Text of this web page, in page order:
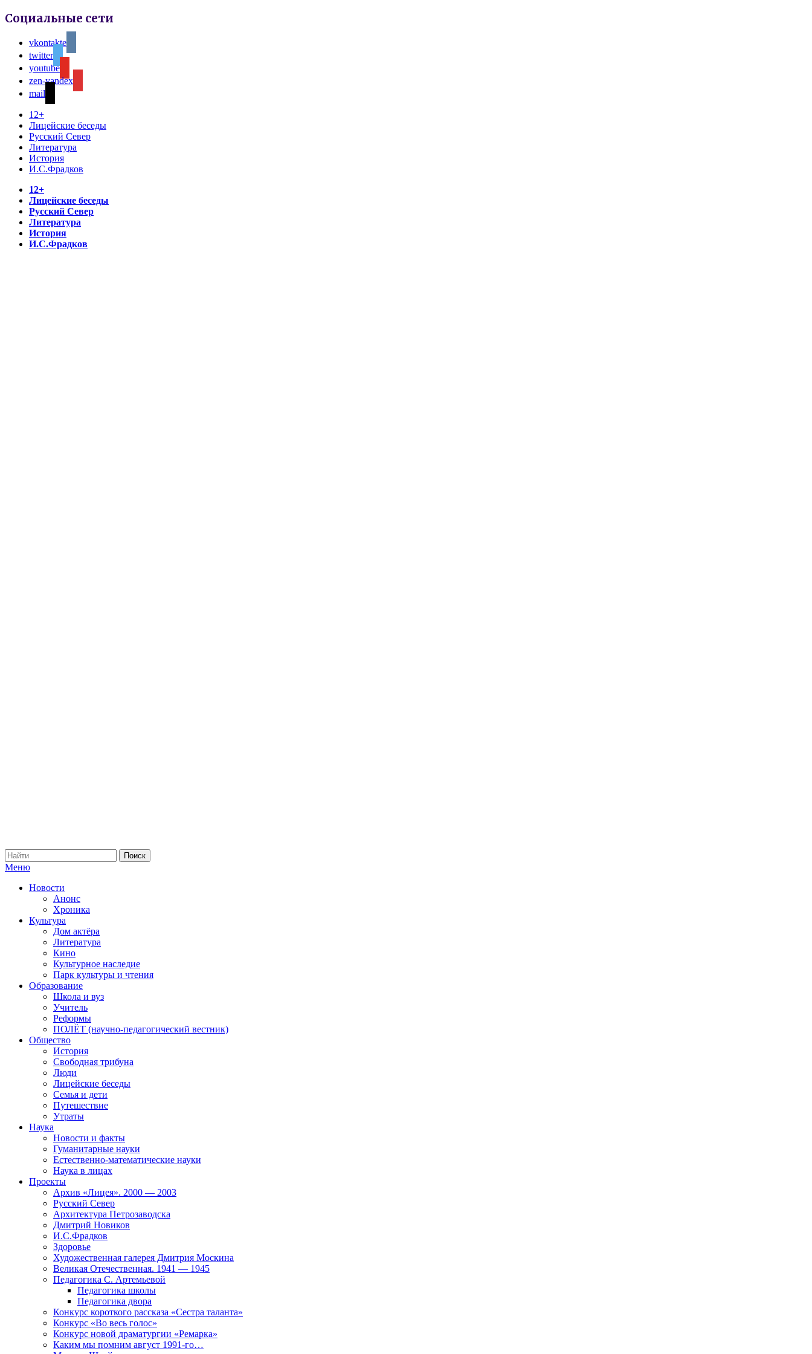
Социальные сети
vkontakte
twitter
youtube
zen-yandex
mail
12+
Лицейские беседы
Русский Север
Литература
История
И.С.Фрадков
12+
Лицейские беседы
Русский Север
Литература
История
И.С.Фрадков
Меню
Новости
Анонс
Хроника
Культура
Дом актёра
Литература
Кино
Культурное наследие
Парк культуры и чтения
Образование
Школа и вуз
Учитель
Реформы
ПОЛЁТ (научно-педагогический вестник)
Общество
История
Свободная трибуна
Люди
Лицейские беседы
Семья и дети
Путешествие
Утраты
Наука
Новости и факты
Гуманитарные науки
Естественно-математические науки
Наука в лицах
Проекты
Архив «Лицея». 2000 — 2003
Русский Север
Архитектура Петрозаводска
Дмитрий Новиков
И.С.Фрадков
Здоровье
Художественная галерея Дмитрия Москина
Великая Отечественная. 1941 — 1945
Педагогика С. Артемьевой
Педагогика школы
Педагогика двора
Конкурс короткого рассказа «Сестра таланта»
Конкурс «Во весь голос»
Конкурс новой драматургии «Ремарка»
Каким мы помним август 1991-го…